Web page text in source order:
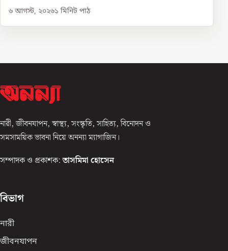
৬ আগস্ট, ২০২৬১ মিনিট পাঠ
নারী, জীবনযাপন, স্বাস্থ্য, সংস্কৃতি, সাহিত্য, বিনোদন ও
সমসাময়িক ভাবনা নিয়ে অনন্যা ম্যাগাজিন।
সম্পাদক ও প্রকাশক: তাসমিমা হোসেন
বিভাগ
নারী
জীবনযাপন